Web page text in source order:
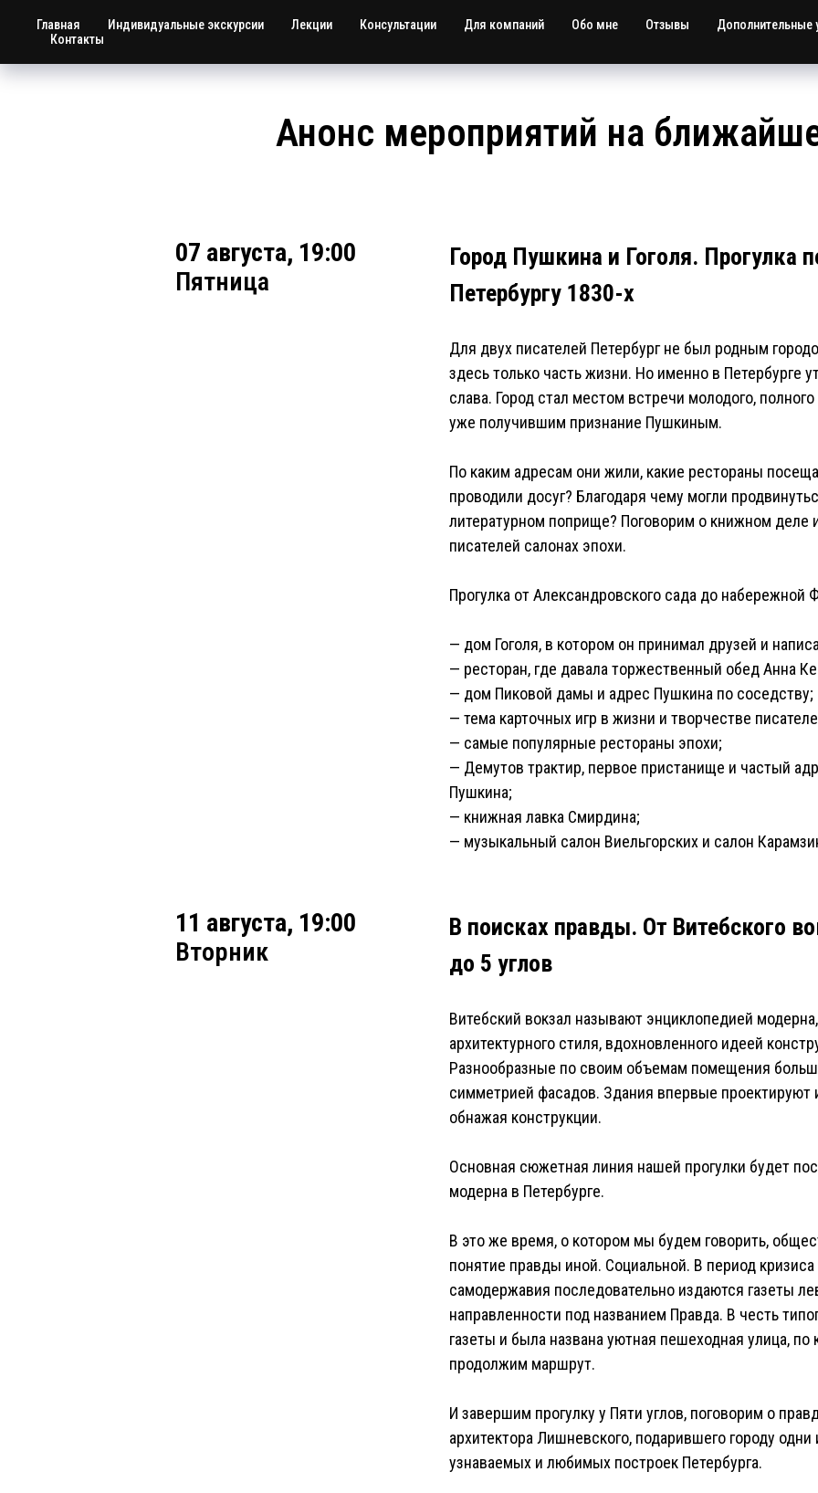
Главная Индивидуальные экскурсии Лекции Консультации Для компаний Обо мне Отзывы
Дополнительные
Контакты
Анонс мероприятий на
07 августа, 19:00
Пятница
Город Пушкина и Гоголя. Прогулка
Петербургу 1830-х
Для двух писателей Петербург не был родным
здесь только часть жизни. Но именно в Петербурге
слава. Город стал местом встречи молодого,
уже получившим признание Пушкиным.
По каким адресам они жили, какие рестораны
проводили досуг? Благодаря чему могли
литературном поприще? Поговорим о книжном деле
писателей салонах эпохи.
Прогулка от Александровского сада до набережной
— дом Гоголя, в котором он принимал друзей и
— ресторан, где давала торжественный обед Анна
— дом Пиковой дамы и адрес Пушкина по соседству;
— тема карточных игр в жизни и творчестве
— самые популярные рестораны эпохи;
— Демутов трактир, первое пристанище и частый
Пушкина;
— книжная лавка Смирдина;
— музыкальный салон Виельгорских и салон
11 августа, 19:00
Вторник
В поисках правды. От Витебского
до 5 углов
Витебский вокзал называют энциклопедией
архитектурного стиля, вдохновленного идеей
Разнообразные по своим объемам помещения
симметрией фасадов. Здания впервые проектируют
обнажая конструкции.
Основная сюжетная линия нашей прогулки будет
модерна в Петербурге.
В это же время, о котором мы будем говорить,
понятие правды иной. Социальной. В период кризиса
самодержавия последовательно издаются газеты
направленности под названием Правда. В честь
газеты и была названа уютная пешеходная улица,
продолжим маршрут.
И завершим прогулку у Пяти углов, поговорим о
архитектора Лишневского, подарившего городу
узнаваемых и любимых построек Петербурга.